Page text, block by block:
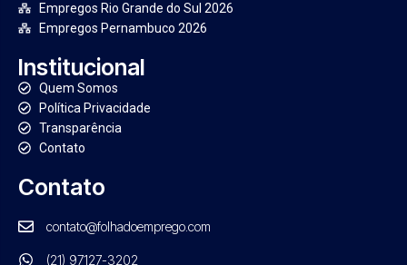
Empregos Rio Grande do Sul 2026
Empregos Pernambuco 2026
Institucional
Quem Somos
Política Privacidade
Transparência
Contato
Contato
contato@folhadoemprego.com
(21) 97127-3202